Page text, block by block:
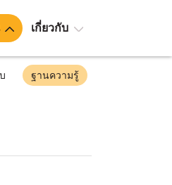
เกี่ยวกับ
ฐานความรู้